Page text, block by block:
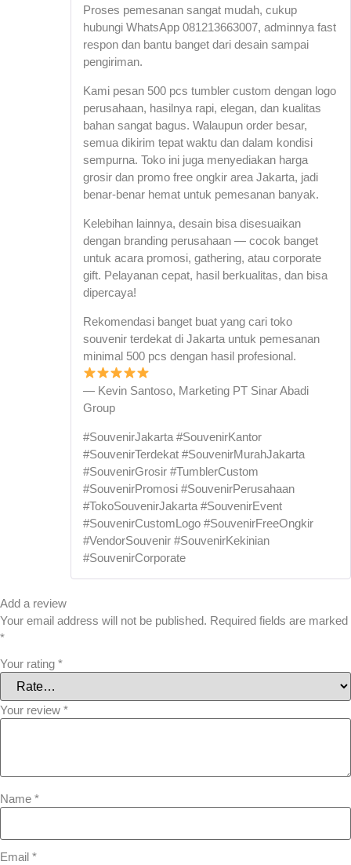
Proses pemesanan sangat mudah, cukup
hubungi WhatsApp 081213663007, adminnya fast
respon dan bantu banget dari desain sampai
pengiriman.
Kami pesan 500 pcs tumbler custom dengan logo
perusahaan, hasilnya rapi, elegan, dan kualitas
bahan sangat bagus. Walaupun order besar,
semua dikirim tepat waktu dan dalam kondisi
sempurna. Toko ini juga menyediakan harga
grosir dan promo free ongkir area Jakarta, jadi
benar-benar hemat untuk pemesanan banyak.
Kelebihan lainnya, desain bisa disesuaikan
dengan branding perusahaan — cocok banget
untuk acara promosi, gathering, atau corporate
gift. Pelayanan cepat, hasil berkualitas, dan bisa
dipercaya!
Rekomendasi banget buat yang cari toko
souvenir terdekat di Jakarta untuk pemesanan
minimal 500 pcs dengan hasil profesional.
— Kevin Santoso, Marketing PT Sinar Abadi
Group
#SouvenirJakarta #SouvenirKantor
#SouvenirTerdekat #SouvenirMurahJakarta
#SouvenirGrosir #TumblerCustom
#SouvenirPromosi #SouvenirPerusahaan
#TokoSouvenirJakarta #SouvenirEvent
#SouvenirCustomLogo #SouvenirFreeOngkir
#VendorSouvenir #SouvenirKekinian
#SouvenirCorporate
Add a review
Your email address will not be published. Required fields are marked
*
Your rating *
Your review *
Name *
Email *